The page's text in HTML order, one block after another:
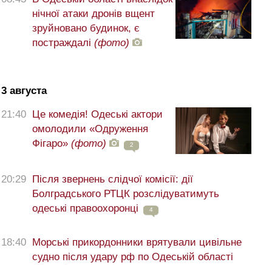
нічної атаки дронів вщент
зруйновано будинок, є
постраждалі (фото)
3 августа
21:40 Це комедія! Одеські актори
омолодили «Одруження
Фігаро» (фото) 2
20:29 Після звернень слідчої комісії: дії
Болградського РТЦК розслідуватимуть
одеські правоохоронці
4
18:40 Морські прикордонники врятували цивільне
судно після удару рф по Одеській області